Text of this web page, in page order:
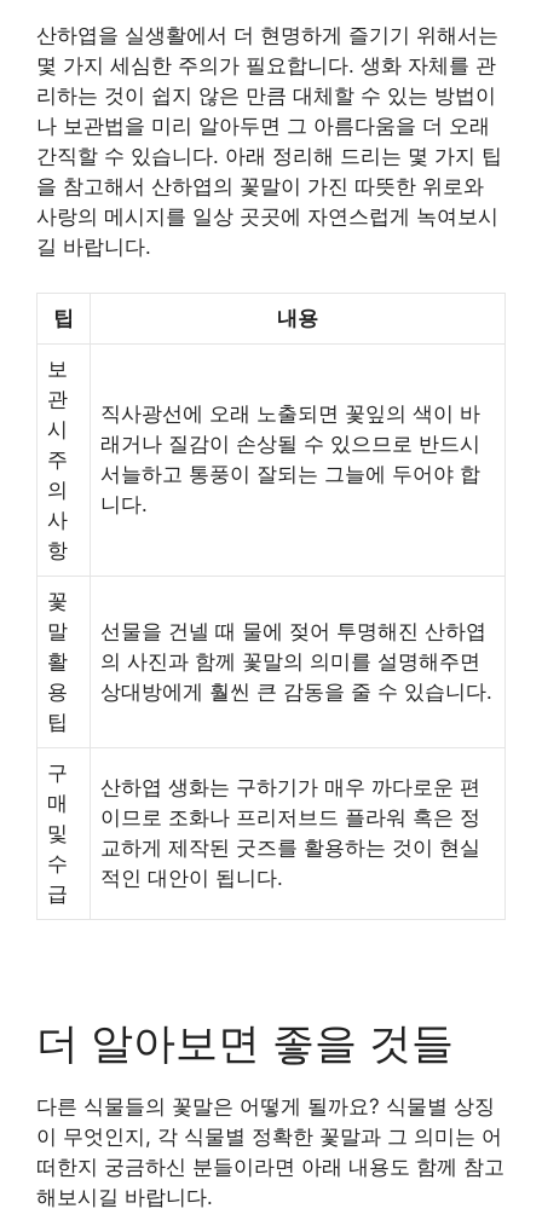
산하엽을 실생활에서 더 현명하게 즐기기 위해서는
몇 가지 세심한 주의가 필요합니다. 생화 자체를 관
리하는 것이 쉽지 않은 만큼 대체할 수 있는 방법이
나 보관법을 미리 알아두면 그 아름다움을 더 오래
간직할 수 있습니다. 아래 정리해 드리는 몇 가지 팁
을 참고해서 산하엽의 꽃말이 가진 따뜻한 위로와
사랑의 메시지를 일상 곳곳에 자연스럽게 녹여보시
길 바랍니다.
팁 내용
보
관
시
주
의
사
항
직사광선에 오래 노출되면 꽃잎의 색이 바
래거나 질감이 손상될 수 있으므로 반드시
서늘하고 통풍이 잘되는 그늘에 두어야 합
니다.
꽃
말
활
용
팁
선물을 건넬 때 물에 젖어 투명해진 산하엽
의 사진과 함께 꽃말의 의미를 설명해주면
상대방에게 훨씬 큰 감동을 줄 수 있습니다.
구
매
및
수
급
산하엽 생화는 구하기가 매우 까다로운 편
이므로 조화나 프리저브드 플라워 혹은 정
교하게 제작된 굿즈를 활용하는 것이 현실
적인 대안이 됩니다.
더 알아보면 좋을 것들
다른 식물들의 꽃말은 어떻게 될까요? 식물별 상징
이 무엇인지, 각 식물별 정확한 꽃말과 그 의미는 어
떠한지 궁금하신 분들이라면 아래 내용도 함께 참고
해보시길 바랍니다.